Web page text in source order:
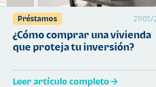
Préstamos 27/05/
¿Cómo comprar una vivienda
que proteja tu inversión?
Leer artículo completo